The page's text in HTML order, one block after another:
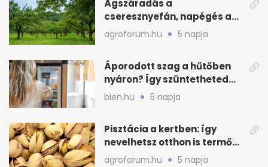
Ágszáradás a
cseresznyefán, napégés a
kajszin: mit tehetsz most?
agroforum.hu 5 napja
Áporodott szag a hűtőben
nyáron? Így szüntetheted
meg olcsón
bien.hu 5 napja
Pisztácia a kertben: így
nevelhetsz otthon is termő
növényt
agroforum.hu 5 napja